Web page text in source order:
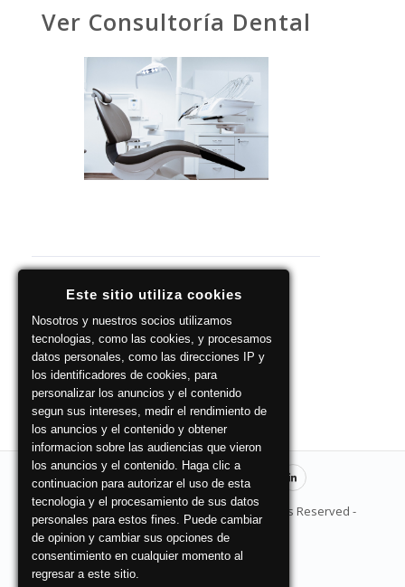
Ver Consultoría Dental
© Copyright 2026 ZuritaAsociados - All Rights Reserved -
Condiciones de uso
Este sitio utiliza cookies
Nosotros y nuestros socios utilizamos
tecnologias, como las cookies, y procesamos
datos personales, como las direcciones IP y
los identificadores de cookies, para
personalizar los anuncios y el contenido
segun sus intereses, medir el rendimiento de
los anuncios y el contenido y obtener
informacion sobre las audiencias que vieron
los anuncios y el contenido. Haga clic a
continuacion para autorizar el uso de esta
tecnologia y el procesamiento de sus datos
personales para estos fines. Puede cambiar
de opinion y cambiar sus opciones de
consentimiento en cualquier momento al
regresar a este sitio.